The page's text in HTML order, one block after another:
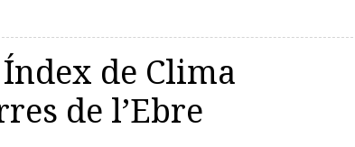
de Clima
de l’Ebre